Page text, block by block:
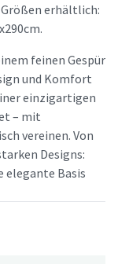
erhältlich:
feinen Gespür
und Komfort
einzigartigen
– mit
vereinen. Von
Designs:
elegante Basis